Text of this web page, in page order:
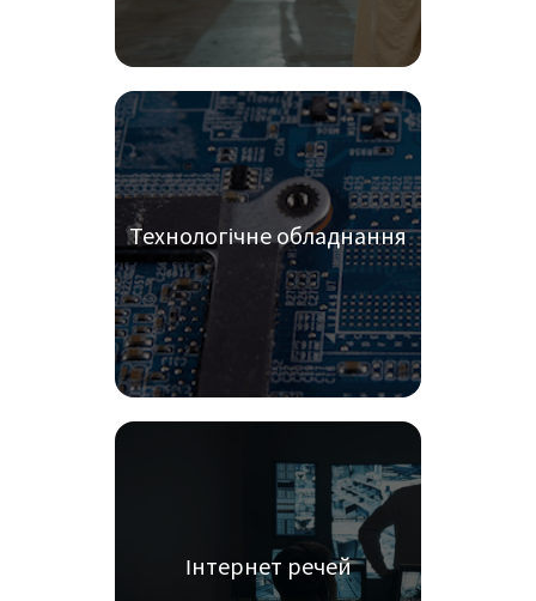
Технологічне обладнання
Інтернет речей